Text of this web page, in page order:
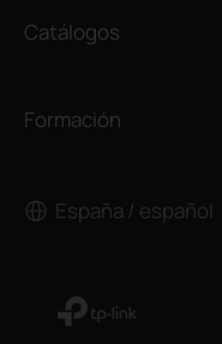
Catálogos
Formación
España / español